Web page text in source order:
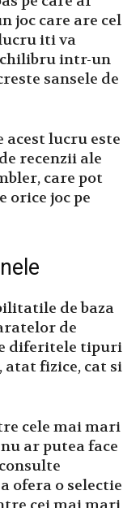
joc care are cel
iti va
intr-un
sansele de
acest lucru este
recenzii ale
care pot
joc pe
de baza
de
diferitele tipuri
fizice, cat si
cele mai mari
ar putea face
ofera o selectie